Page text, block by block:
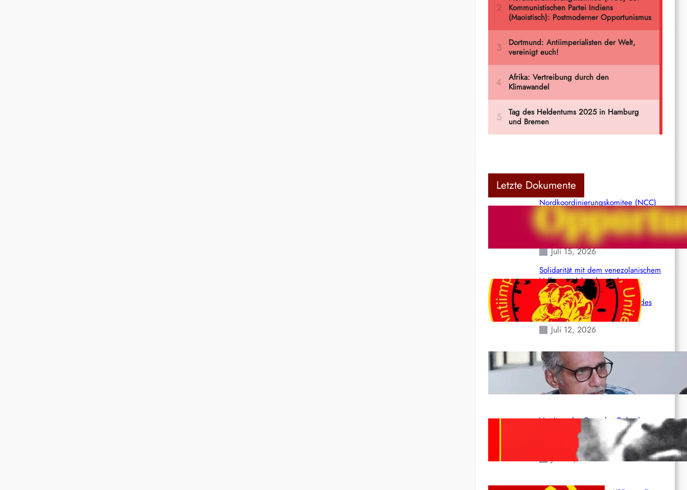
Letzte Dokumente
Nordkoordinierungskomitee (NCC)
der Kommunistischen Partei Indiens
(Maoistisch): Postmoderner
Opportunismus
Juli 15, 2026
Solidarität mit dem venezolanischem
Volk angesichts der verlorenen
Leben und der katastrophalen
Situation durch die Erdbeben des
24. Juni!
Juli 12, 2026
Indien: „Die Politik der Kapitulation“
von K. Murali (Ajith)
Juli 1, 2026
Vorsitzender Gonzalo: Gebt das
Leben für die Partei und die
Revolution!
Juni 19, 2026